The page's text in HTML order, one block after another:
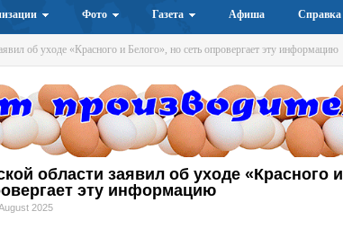
Фото Газета Афиша Справка
об уходе «Красного и Белого», но сеть опровергает эту информацию
области заявил об уходе «Красного и
эту информацию
2025